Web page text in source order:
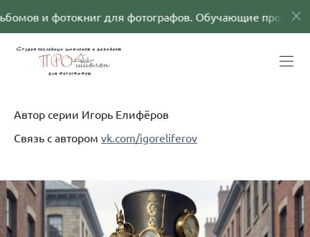
для фотографов. Обучающие программы
Автор серии Игорь Елифёров
Связь с автором vk.com/igoreliferov